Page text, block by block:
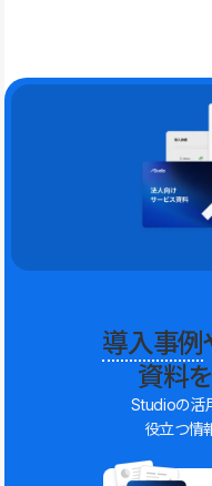
導入事例
資料を
Studioの活
役立つ情